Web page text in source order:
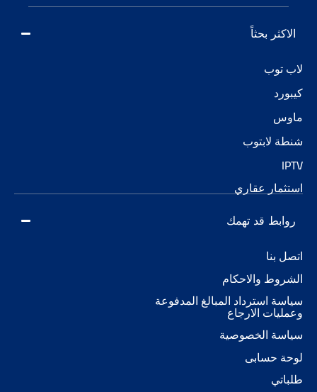
الاكثر بحثاً
لاب توب
كيبورد
ماوس
شنطة لابتوب
IPTV
استثمار عقاري
روابط قد تهمك
اتصل بنا
الشروط والاحكام
سياسة استرداد المبالغ المدفوعة
وعمليات الارجاع
سياسة الخصوصية
لوحة حسابى
طلباتي